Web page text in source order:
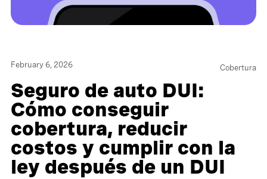
February 6, 2026 Cobertura
Seguro de auto DUI:
Cómo conseguir
cobertura, reducir
costos y cumplir con la
ley después de un DUI